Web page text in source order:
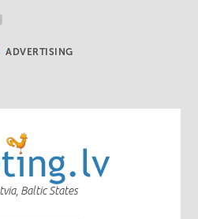
ADVERTISING
Baltic States